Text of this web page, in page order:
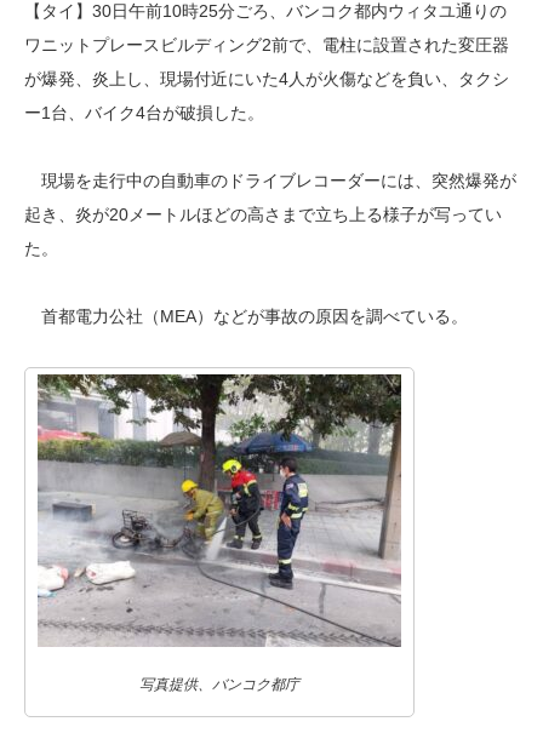
【タイ】30日午前10時25分ごろ、バンコク都内ウィタユ通りの
ワニットプレースビルディング2前で、電柱に設置された変圧器
が爆発、炎上し、現場付近にいた4人が火傷などを負い、タクシ
ー1台、バイク4台が破損した。
現場を走行中の自動車のドライブレコーダーには、突然爆発が
起き、炎が20メートルほどの高さまで立ち上る様子が写ってい
た。
首都電力公社（MEA）などが事故の原因を調べている。
写真提供、バンコク都庁